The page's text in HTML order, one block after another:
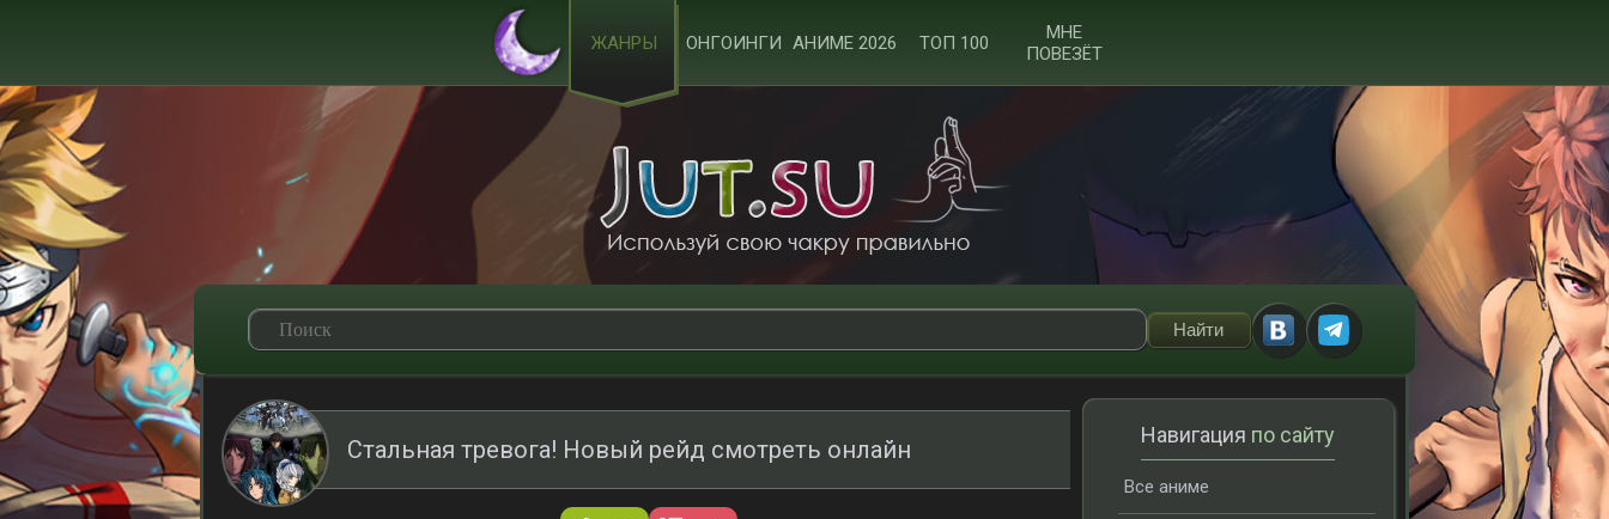
ЖАНРЫ ОНГОИНГИ АНИМЕ 2026 ТОП 100
МНЕ
ПОВЕЗЁТ
Стальная тревога! Новый рейд смотреть онлайн
Навигация по сайту
Все аниме